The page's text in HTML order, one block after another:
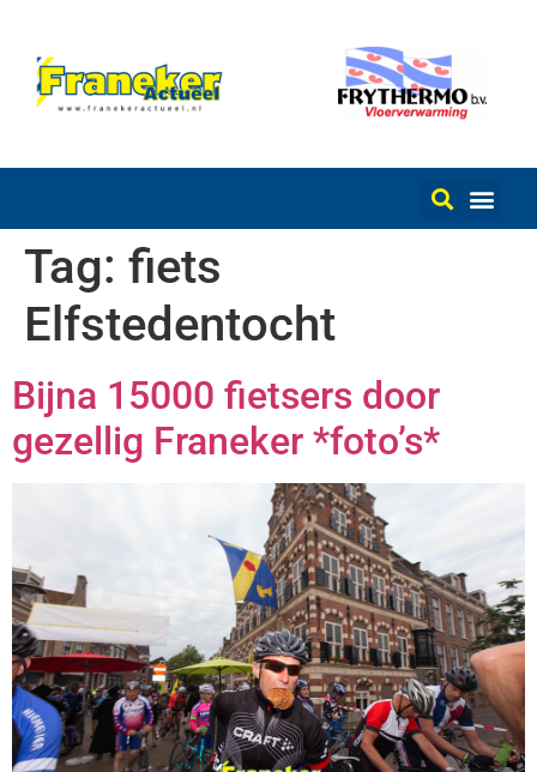
Tag: fiets
Elfstedentocht
Bijna 15000 fietsers door
gezellig Franeker *foto’s*